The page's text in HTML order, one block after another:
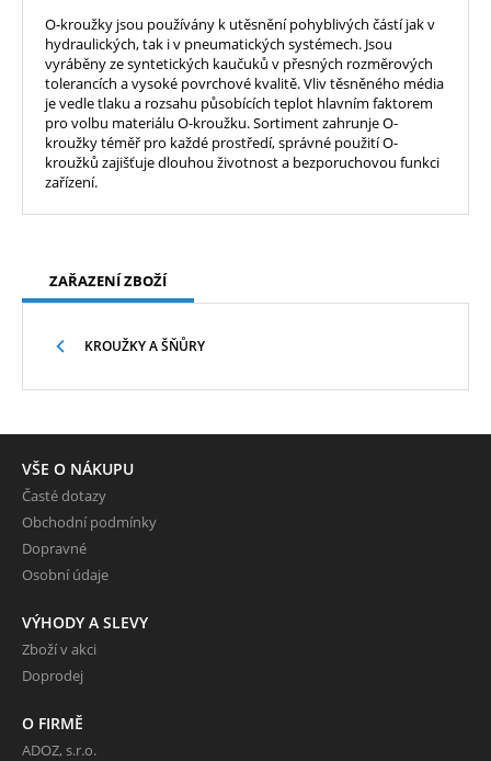
O-kroužky jsou používány k utěsnění pohyblivých částí jak v
hydraulických, tak i v pneumatických systémech. Jsou
vyráběny ze syntetických kaučuků v přesných rozměrových
tolerancích a vysoké povrchové kvalitě. Vliv těsněného média
je vedle tlaku a rozsahu působících teplot hlavním faktorem
pro volbu materiálu O-kroužku. Sortiment zahrunje O-
kroužky téměř pro každé prostředí, správné použití O-
kroužků zajišťuje dlouhou životnost a bezporuchovou funkci
zařízení.
ZAŘAZENÍ ZBOŽÍ
KROUŽKY A ŠŇŮRY
VŠE O NÁKUPU
Časté dotazy
Obchodní podmínky
Dopravné
Osobní údaje
VÝHODY A SLEVY
Zboží v akci
Doprodej
O FIRMĚ
ADOZ, s.r.o.